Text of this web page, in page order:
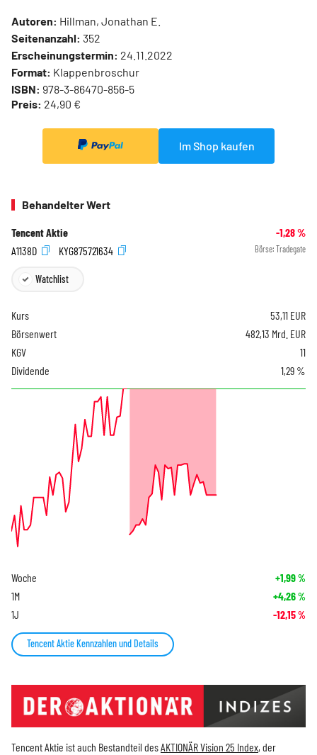
Autoren: Hillman, Jonathan E.
Seitenanzahl: 352
Erscheinungstermin: 24.11.2022
Format: Klappenbroschur
ISBN: 978-3-86470-856-5
Preis: 24,90 €
Im Shop kaufen
Behandelter Wert
Tencent Aktie -1,28%
A1138D
KYG875721634 Börse: Tradegate
Watchlist
Kurs 53,11 EUR
Börsenwert
482,13 Mrd. EUR
KGV
11
Dividende
1,29 %
Woche +1,99%
1M +4,26%
1J -12,15%
Tencent Aktie Kennzahlen und Details
Tencent Aktie ist auch Bestandteil desAKTIONÄR Vision 25 Index, der